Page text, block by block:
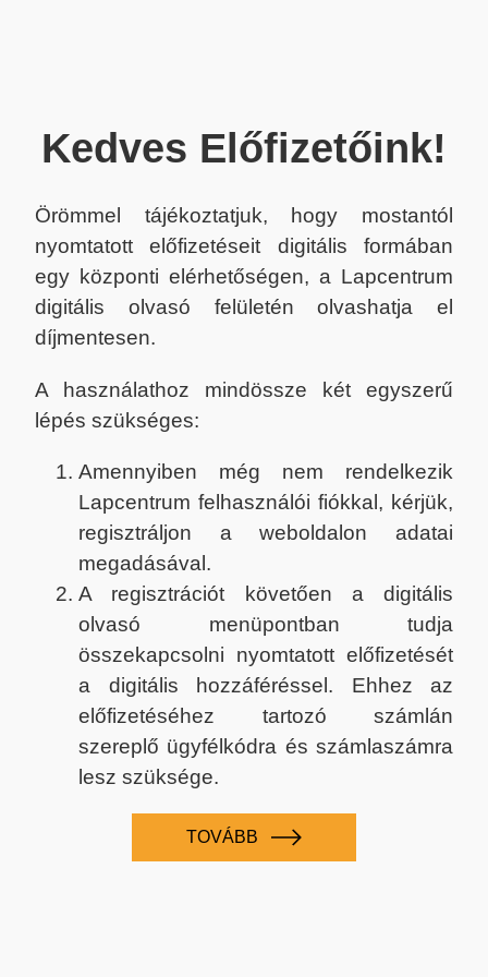
Kedves Előfizetőink!
Örömmel tájékoztatjuk, hogy mostantól
nyomtatott előfizetéseit digitális formában
egy központi elérhetőségen, a Lapcentrum
digitális olvasó felületén olvashatja el
díjmentesen.
A használathoz mindössze két egyszerű
lépés szükséges:
Amennyiben még nem rendelkezik
Lapcentrum felhasználói fiókkal, kérjük,
regisztráljon a weboldalon adatai
megadásával.
A regisztrációt követően a digitális
olvasó menüpontban tudja
összekapcsolni nyomtatott előfizetését
a digitális hozzáféréssel. Ehhez az
előfizetéséhez tartozó számlán
szereplő ügyfélkódra és számlaszámra
lesz szüksége.
TOVÁBB